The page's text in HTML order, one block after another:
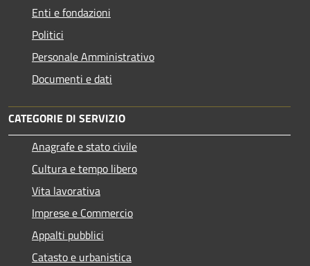
Enti e fondazioni
Politici
Personale Amministrativo
Documenti e dati
CATEGORIE DI SERVIZIO
Anagrafe e stato civile
Cultura e tempo libero
Vita lavorativa
Imprese e Commercio
Appalti pubblici
Catasto e urbanistica